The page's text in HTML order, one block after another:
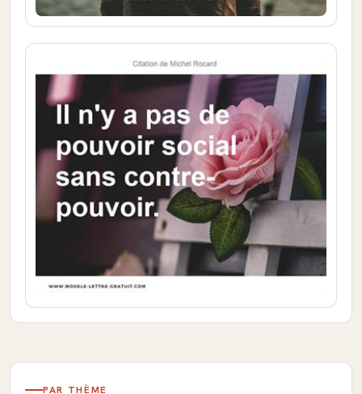
PAR THÈME